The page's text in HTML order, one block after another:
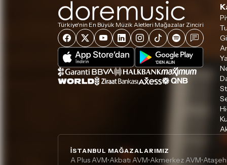
Türkiye'nin En Büyük Müzik Aletleri Mağazalar Zinciri
İSTANBUL MAĞAZALARIMIZ
A Plus AVM•Akbatı AVM•Akmerkez AVM•